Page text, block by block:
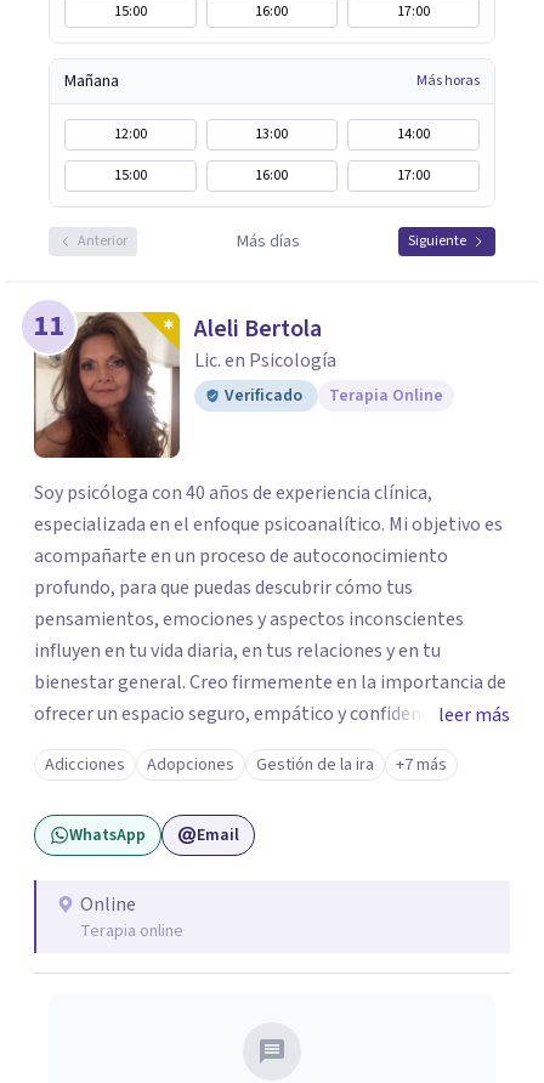
15:00
16:00 17:00
Mañana Más horas
12:00 13:00
14:00
15:00
16:00 17:00
Anterior Más días Siguiente
11 Aleli Bertola
Lic. en Psicología
Verificado Terapia Online
Soy psicóloga con 40 años de experiencia clínica,
especializada en el enfoque psicoanalítico. Mi objetivo es
acompañarte en un proceso de autoconocimiento
profundo, para que puedas descubrir cómo tus
pensamientos, emociones y aspectos inconscientes
influyen en tu vida diaria, en tus relaciones y en tu
bienestar general. Creo firmemente en la importancia de
ofrecer un espacio seguro, empático y confidencial, donde
puedas expresarte sin miedo ni juicios, y explorar aquellas
experiencias o sentimientos que muchas veces resultan
difíciles de poner en palabras. A lo largo de mi trayectoria
me he formado y trabajado en clínica psicosomática,
vínculos dependientes y conflictos individuales, de pareja
o familiares. Esta experiencia me permite brindarte un
enfoque integral, adaptado a tus necesidades, que va más
leer más
Adicciones Adopciones Gestión de la ira +7 más
WhatsApp Email
Online
Terapia online